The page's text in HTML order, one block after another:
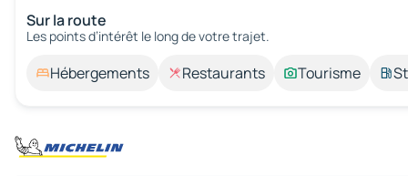
Sur la route
Les points d’intérêt le long de votre trajet.
Hébergements Restaurants Tourisme